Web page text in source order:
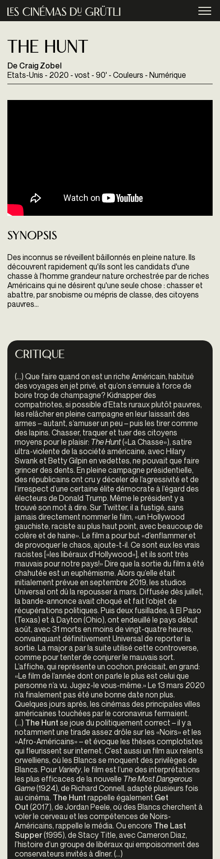
Aller au contenu principal
The Hunt
De Craig Zobel
Etats-Unis - 2020 - vost - 90' - Couleurs - Numérique
Synopsis
Des inconnus se réveillent bâillonnés en pleine nature. Ils
découvrent rapidement qu'ils sont les candidats d'une
chasse à l'homme grandeur nature orchestrée par de riches
Américains qui ne désirent qu'une seule chose : chasser et
abattre, par snobisme ou mépris de classe, des citoyens
pauvres…
Critique
(…) Que faire quand on est un riche Américain, habitué
des voyages en jet privé, et qu’on s’ennuie à force de
boire trop de champagne? Kidnapper des
compatriotes, si possible d’Etats ruraux plutôt pauvres,
les relâcher en pleine campagne en leur laissant des
armes – autant, s’amuser un peu – puis les tirer comme
des lapins. Chasser, traquer et tuer des citoyens
moyens pour le plaisir: The Hunt(«La Chasse»), satire
ultra-violente de la société américaine, avec Hilary
Swank et Betty Gilpin en vedettes, ne pouvait que faire
grincer des dents. En pleine campagne présidentielle,
des républicains ont cru y déceler de l’agressivité et de
l’irrespect d’une certaine élite démocrate à l’égard des
électeurs de Donald Trump. Même le président y a
trouvé son mot à dire. Sur Twitter, il a fustigé, sans
jamais directement nommer le film, «un Hollywood
gauchiste, raciste au plus haut point, avec beaucoup de
colère et de haine». Le film a pour but «d’enflammer et
de provoquer le chaos, ajoute-t-il. Ce sont eux les vrais
racistes [«les libéraux d’Hollywood»], et ils sont très
mauvais pour notre pays!» Dire que la sortie du film a été
chahutée est un euphémisme. Alors qu’elle était
initialement prévue en septembre 2019, les studios
Universal ont dû la repousser à mars. Diffusée dès juillet,
la bande-annonce avait choqué et fait l’objet de
récupérations politiques. Puis deux fusillades, à El Paso
(Texas) et à Dayton (Ohio), ont endeuillé le pays début
août, avec 31 morts en moins de vingt-quatre heures,
convainquant définitivement Universal de reporter la
sortie. La major a par la suite utilisé cette controverse,
comme pour tenter de conjurer le mauvais sort.
L’affiche, qui représente un cochon, précisait, en grand:
«Le film de l’année dont on parle le plus est celui que
personne n’a vu. Jugez-le vous-même.» Le 13 mars 2020
n’a finalement pas été une bonne date non plus.
Quelques jours après, les cinémas des principales villes
américaines touchées par le coronavirus fermaient.
(…) The Hunt se joue du politiquement correct – il y a
notamment une tirade assez drôle sur les «Noirs» et les
«Afro-Américains» – et évoque les thèses complotistes
qui fleurissent sur internet. C’est aussi un film aux relents
orwelliens, où les Blancs se moquent des privilèges de
Blancs. Pour Variety, le film est l’une des interprétations
les plus efficaces de la nouvelle The Most Dangerous
Game(1924), de Richard Connell, adapté plusieurs fois
au cinéma. The Hunt rappelle également Get
Out (2017), de Jordan Peele, où des Blancs cherchent à
voler le cerveau et les compétences de Noirs-
Américains, rappelle le média. Ou encore The Last
Supper(1995), de Stacy Title, avec Cameron Diaz,
l’histoire d’un groupe de libéraux qui empoisonnent des
conservateurs invités à dîner. (…)